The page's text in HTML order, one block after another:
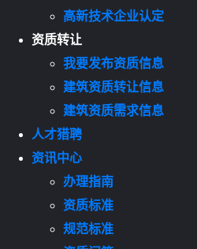
高新技术企业认定
资质转让
我要发布资质信息
建筑资质转让信息
建筑资质需求信息
人才猎聘
资讯中心
办理指南
资质标准
规范标准